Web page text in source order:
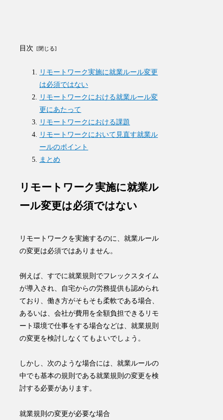
目次
リモートワーク実施に就業ルール変更
は必須ではない
リモートワークにおける就業ルール変
更にあたって
リモートワークにおける課題
リモートワークにおいて見直す就業ル
ールのポイント
まとめ
リモートワーク実施に就業ル
ール変更は必須ではない
リモートワークを実施するのに、就業ルール
の変更は必須ではありません。
例えば、すでに就業規則でフレックスタイム
が導入され、自宅からの労務提供も認められ
ており、働き方がそもそも柔軟である場合、
あるいは、会社が費用を全額負担できるリモ
ート環境で仕事をする場合などは、就業規則
の変更を検討しなくてもよいでしょう。
しかし、次のような場合には、就業ルールの
中でも基本の規則である就業規則の変更を検
討する必要があります。
就業規則の変更が必要な場合